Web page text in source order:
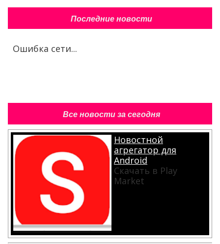
Последние новости
Ошибка сети...
Все новости за сегодня
Новостной
агрегатор для
Android
Скачать в Play
Market